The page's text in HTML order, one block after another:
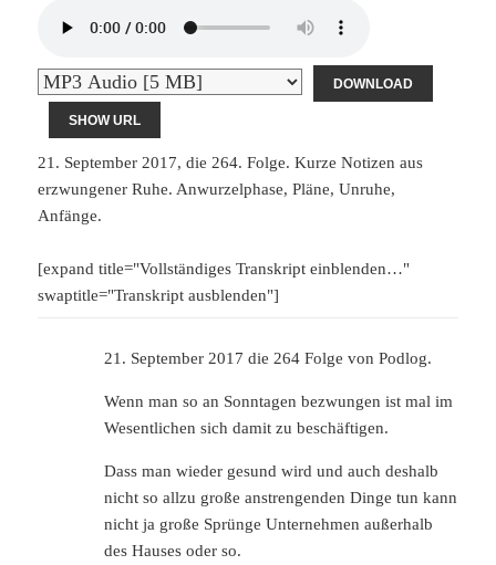
DOWNLOAD
SHOW URL
21. September 2017, die 264. Folge. Kurze Notizen aus
erzwungener Ruhe. Anwurzelphase, Pläne, Unruhe,
Anfänge.
[expand title="Vollständiges Transkript einblenden…"
swaptitle="Transkript ausblenden"]
21. September 2017 die 264 Folge von Podlog.
Wenn man so an Sonntagen bezwungen ist mal im
Wesentlichen sich damit zu beschäftigen.
Dass man wieder gesund wird und auch deshalb
nicht so allzu große anstrengenden Dinge tun kann
nicht ja große Sprünge Unternehmen außerhalb
des Hauses oder so.